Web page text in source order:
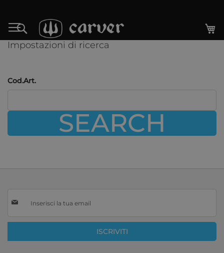
al
contenuto
Search
Impostazioni di ricerca
Cod.Art.
SEARCH
alla
Newsletter:
ISCRIVITI